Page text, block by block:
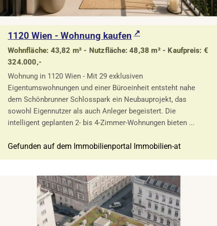
1120 Wien - Wohnung kaufen
Wohnfläche: 43,82 m² - Nutzfläche: 48,38 m² - Kaufpreis: €
324.000,-
Wohnung in 1120 Wien - Mit 29 exklusiven
Eigentumswohnungen und einer Büroeinheit entsteht nahe
dem Schönbrunner Schlosspark ein Neubauprojekt, das
sowohl Eigennutzer als auch Anleger begeistert. Die
intelligent geplanten 2- bis 4-Zimmer-Wohnungen bieten ...
Gefunden auf dem Immobilienportal Immobilien-at